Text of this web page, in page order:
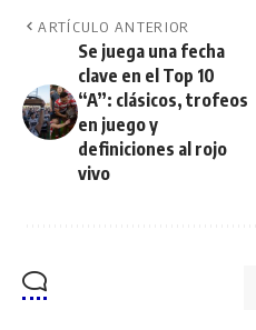
ARTÍCULO ANTERIOR
Se juega una fecha
clave en el Top 10
“A”: clásicos, trofeos
en juego y
definiciones al rojo
vivo